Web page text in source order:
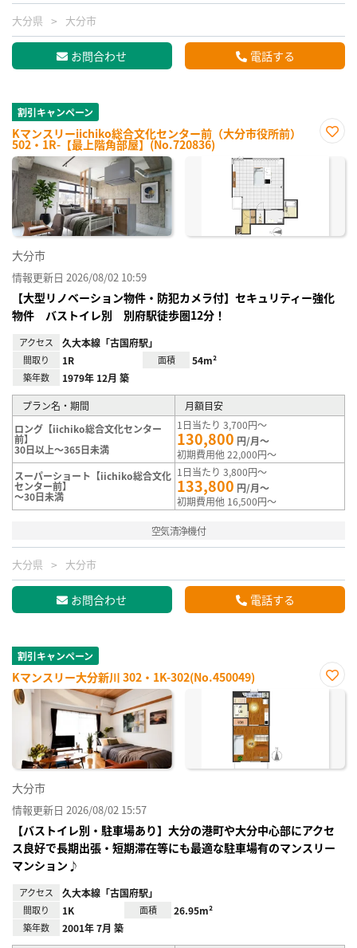
大分県 大分市
お問合わせ 電話する
割引キャンペーン
Kマンスリーiichiko総合文化センター前（大分市役所前）
502・1R-【最上階角部屋】(No.720836)
に入
大分市
情報更新日 2026/08/02 10:59
【大型リノベーション物件・防犯カメラ付】セキュリティー強化
物件 バストイレ別 別府駅徒歩圏12分！
アクセス 久大本線「古国府駅」
間取り 1R 面積 54m²
築年数 1979年 12月 築
プラン名・期間
月額目安
ロング【iichiko総合文化センター
前】
30日以上～365日未満
1日当たり 3,700円～
130,800 円/月～
初期費用他 22,000円～
スーパーショート【iichiko総合文化
センター前】
～30日未満
1日当たり 3,800円～
133,800 円/月～
初期費用他 16,500円～
空気清浄機付
大分県 大分市
お問合わせ 電話する
割引キャンペーン
Kマンスリー大分新川 302・1K-302(No.450049)
お気
大分市
情報更新日 2026/08/02 15:57
【バストイレ別・駐車場あり】大分の港町や大分中心部にアクセ
ス良好で長期出張・短期滞在等にも最適な駐車場有のマンスリー
マンション♪
アクセス 久大本線「古国府駅」
間取り 1K 面積 26.95m²
築年数 2001年 7月 築